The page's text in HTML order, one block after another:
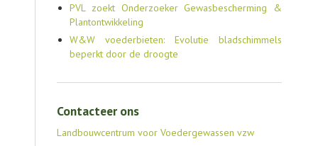
PVL zoekt Onderzoeker Gewasbescherming &
Plantontwikkeling
W&W voederbieten: Evolutie bladschimmels
beperkt door de droogte
Contacteer ons
Landbouwcentrum voor Voedergewassen vzw